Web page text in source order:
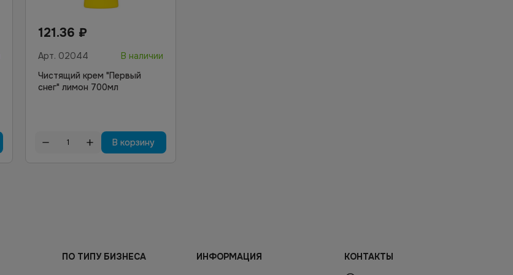
121.36 ₽
Арт. 02044
В наличии
Чистящий крем "Первый
снег" лимон 700мл
В корзину
ПО ТИПУ БИЗНЕСА ИНФОРМАЦИЯ КОНТАКТЫ